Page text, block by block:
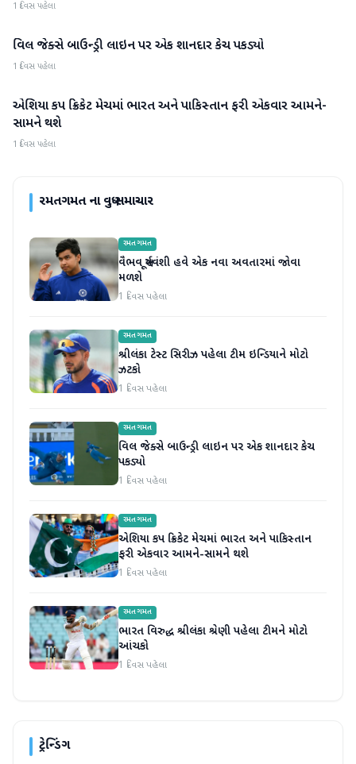
1 દિવસ પહેલા
રમતગમત
વિલ જેક્સે બાઉન્ડ્રી લાઇન પર એક શાનદાર કેચ પકડ્યો
1 દિવસ પહેલા
રમતગમત
એશિયા કપ ક્રિકેટ મેચમાં ભારત અને પાકિસ્તાન ફરી એકવાર આમને-
સામને થશે
1 દિવસ પહેલા
રમતગમતના વધુ સમાચાર
રમતગમત
વૈભવ સૂર્યવંશી હવે એક નવા અવતારમાં જોવા
મળશે
1 દિવસ પહેલા
રમતગમત
શ્રીલંકા ટેસ્ટ સિરીઝ પહેલા ટીમ ઇન્ડિયાને મોટો
ઝટકો
1 દિવસ પહેલા
રમતગમત
વિલ જેક્સે બાઉન્ડ્રી લાઇન પર એક શાનદાર કેચ
પકડ્યો
1 દિવસ પહેલા
રમતગમત
એશિયા કપ ક્રિકેટ મેચમાં ભારત અને પાકિસ્તાન
ફરી એકવાર આમને-સામને થશે
1 દિવસ પહેલા
રમતગમત
ભારત વિરુદ્ધ શ્રીલંકા શ્રેણી પહેલા ટીમને મોટો
આંચકો
1 દિવસ પહેલા
ટ્રેન્ડિંગ